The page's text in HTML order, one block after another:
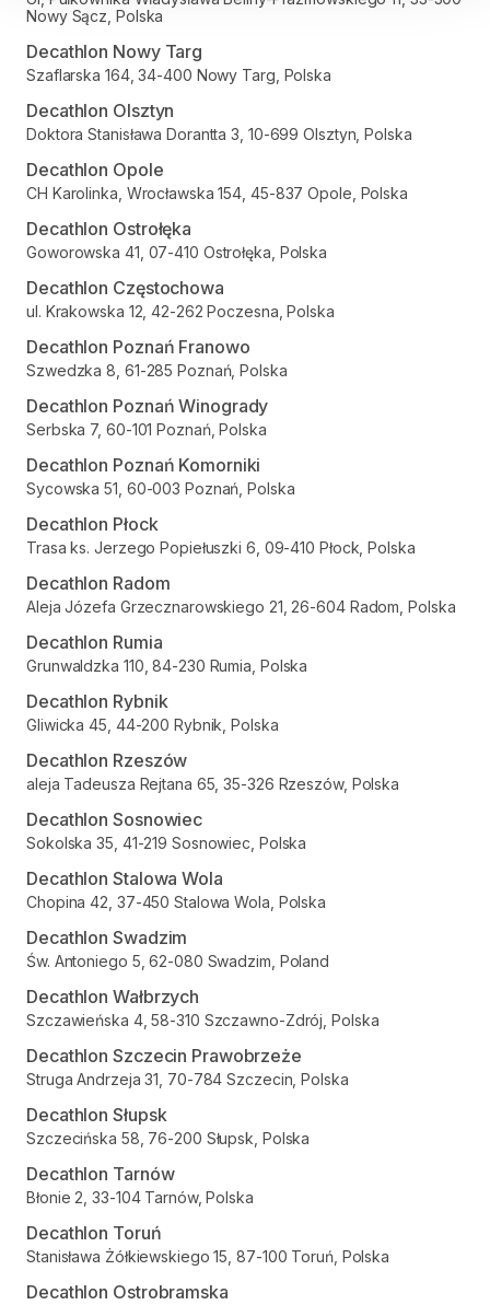
Nowy Sącz, Polska
Decathlon Nowy Targ
Szaflarska 164, 34-400 Nowy Targ, Polska
Decathlon Olsztyn
Doktora Stanisława Dorantta 3, 10-699 Olsztyn, Polska
Decathlon Opole
CH Karolinka, Wrocławska 154, 45-837 Opole, Polska
Decathlon Ostrołęka
Goworowska 41, 07-410 Ostrołęka, Polska
Decathlon Częstochowa
ul. Krakowska 12, 42-262 Poczesna, Polska
Decathlon Poznań Franowo
Szwedzka 8, 61-285 Poznań, Polska
Decathlon Poznań Winogrady
Serbska 7, 60-101 Poznań, Polska
Decathlon Poznań Komorniki
Sycowska 51, 60-003 Poznań, Polska
Decathlon Płock
Trasa ks. Jerzego Popiełuszki 6, 09-410 Płock, Polska
Decathlon Radom
Aleja Józefa Grzecznarowskiego 21, 26-604 Radom, Polska
Decathlon Rumia
Grunwaldzka 110, 84-230 Rumia, Polska
Decathlon Rybnik
Gliwicka 45, 44-200 Rybnik, Polska
Decathlon Rzeszów
aleja Tadeusza Rejtana 65, 35-326 Rzeszów, Polska
Decathlon Sosnowiec
Sokolska 35, 41-219 Sosnowiec, Polska
Decathlon Stalowa Wola
Chopina 42, 37-450 Stalowa Wola, Polska
Decathlon Swadzim
Św. Antoniego 5, 62-080 Swadzim, Poland
Decathlon Wałbrzych
Szczawieńska 4, 58-310 Szczawno-Zdrój, Polska
Decathlon Szczecin Prawobrzeże
Struga Andrzeja 31, 70-784 Szczecin, Polska
Decathlon Słupsk
Szczecińska 58, 76-200 Słupsk, Polska
Decathlon Tarnów
Błonie 2, 33-104 Tarnów, Polska
Decathlon Toruń
Stanisława Żółkiewskiego 15, 87-100 Toruń, Polska
Decathlon Ostrobramska